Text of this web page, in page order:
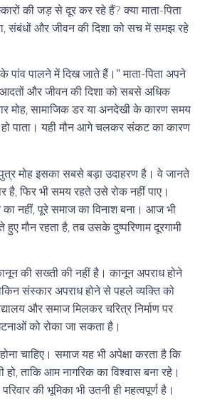
की जड़ से दूर कर रहे हैं? क्या माता-पिता
संबंधों और जीवन की दिशा को सच में समझ रहे
पांव पालने में दिख जाते हैं।”माता-पिता अपने
आदतों और जीवन की दिशा को सबसे अधिक
मोह, सामाजिक डर या अनदेखी के कारण समय
पाता। यही मौन आगे चलकर संकट का कारण
पुत्र मोह इसका सबसे बड़ा उदाहरण है। वे जानते
है, फिर भी समय रहते उसे रोक नहीं पाए।
का नहीं, पूरे समाज का विनाश बना। आज भी
हुए मौन रहता है, तब उसके दुष्परिणाम दूरगामी
की सख्ती की नहीं है। कानून अपराध होने
संस्कार अपराध होने से पहले व्यक्ति को
और समाज मिलकर चरित्र निर्माण पर
को रोका जा सकता है।
चाहिए। समाज यह भी अपेक्षा करता है कि
हो, ताकि आम नागरिक का विश्वास बना रहे।
की भूमिका भी उतनी ही महत्वपूर्ण है।